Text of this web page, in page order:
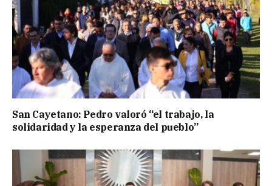
San Cayetano: Pedro valoró “el trabajo, la
solidaridad y la esperanza del pueblo”